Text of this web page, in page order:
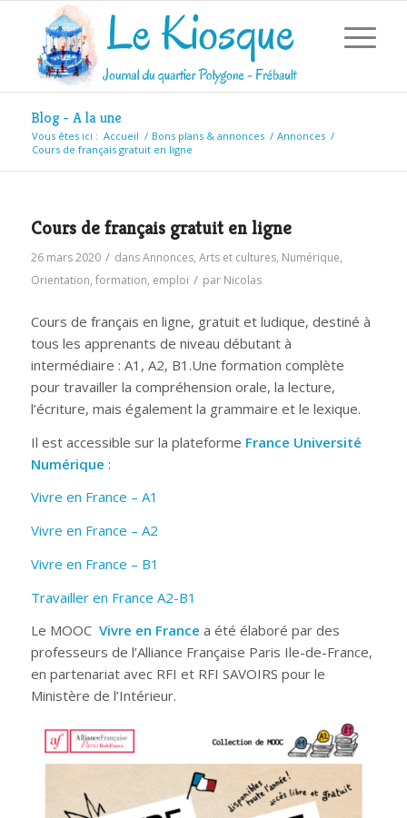
Blog - A la une
Vous êtes ici : Accueil / Bons plans & annonces / Annonces /
Cours de français gratuit en ligne
Cours de français gratuit en ligne
26 mars 2020 / dansAnnonces, Arts et cultures, Numérique,
Orientation, formation, emploi / par Nicolas
Cours de français en ligne, gratuit et ludique, destiné à
tous les apprenants de niveau débutant à
intermédiaire : A1, A2, B1.Une formation complète
pour travailler la compréhension orale, la lecture,
l’écriture, mais également la grammaire et le lexique.
Il est accessible sur la plateforme France Université
Numérique :
Vivre en France – A1
Vivre en France – A2
Vivre en France – B1
Travailler en France A2-B1
Le MOOC Vivre en France a été élaboré par des
professeurs de l’Alliance Française Paris Ile-de-France,
en partenariat avec RFI et RFI SAVOIRS pour le
Ministère de l’Intérieur.